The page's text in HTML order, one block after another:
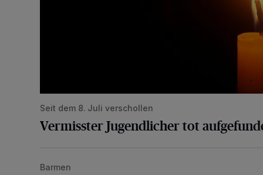
Seit dem 8. Juli verschollen
Vermisster Jugendlicher tot
Mann beschädigt Autos in Parkhaus
Barmen